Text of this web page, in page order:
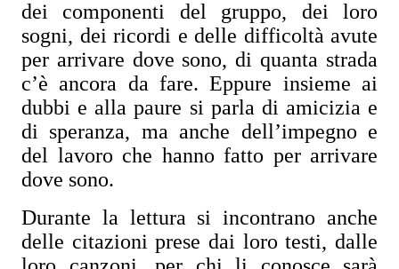
dei componenti del gruppo, dei loro
sogni, dei ricordi e delle difficoltà avute
per arrivare dove sono, di quanta strada
c’è ancora da fare. Eppure insieme ai
dubbi e alla paure si parla di amicizia e
di speranza, ma anche dell’impegno e
del lavoro che hanno fatto per arrivare
dove sono.
Durante la lettura si incontrano anche
delle citazioni prese dai loro testi, dalle